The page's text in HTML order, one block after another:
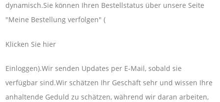
dynamisch.Sie können Ihren Bestellstatus über unsere Seite
"Meine Bestellung verfolgen" (
Klicken Sie hier
Einloggen).Wir senden Updates per E-Mail, sobald sie
verfügbar sind.Wir schätzen Ihr Geschäft sehr und wissen Ihre
anhaltende Geduld zu schätzen, während wir daran arbeiten,